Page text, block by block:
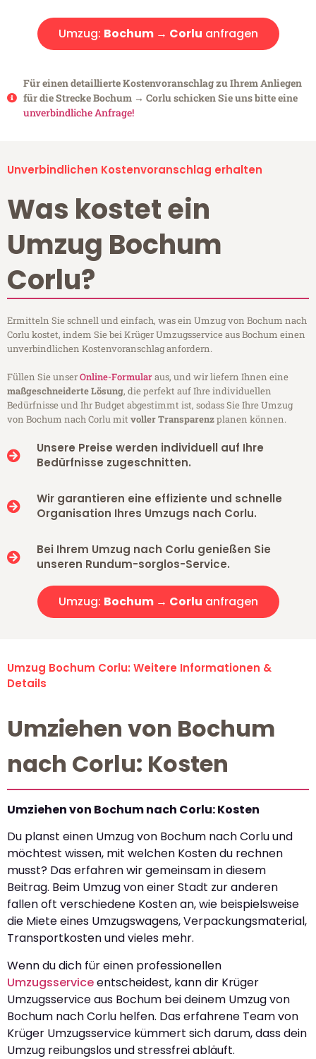
Umzug: Bochum → Corlu anfragen
Für einen detaillierte Kostenvoranschlag zu Ihrem Anliegen
für die Strecke Bochum → Corlu schicken Sie uns bitte eine
unverbindliche Anfrage!
Unverbindlichen Kostenvoranschlag erhalten
Was kostet ein
Umzug Bochum
Corlu?
Ermitteln Sie schnell und einfach, was ein Umzug von Bochum nach
Corlu kostet, indem Sie bei Krüger Umzugsservice aus Bochum einen
unverbindlichen Kostenvoranschlag anfordern.
Füllen Sie unserOnline-Formularaus, und wir liefern Ihnen eine
maßgeschneiderte Lösung, die perfekt auf Ihre individuellen
Bedürfnisse und Ihr Budget abgestimmt ist, sodass Sie Ihre Umzug
von Bochum nach Corlu mitvoller Transparenzplanen können.
Unsere Preise werden individuell auf Ihre
Bedürfnisse zugeschnitten.
Wir garantieren eine effiziente und schnelle
Organisation Ihres Umzugs nach Corlu.
Bei Ihrem Umzug nach Corlu genießen Sie
unseren Rundum-sorglos-Service.
Umzug: Bochum → Corlu anfragen
Umzug Bochum Corlu: Weitere Informationen &
Details
Umziehen von Bochum
nach Corlu: Kosten
Umziehen von Bochum nach Corlu: Kosten
Du planst einen Umzug von Bochum nach Corlu und
möchtest wissen, mit welchen Kosten du rechnen
musst? Das erfahren wir gemeinsam in diesem
Beitrag. Beim Umzug von einer Stadt zur anderen
fallen oft verschiedene Kosten an, wie beispielsweise
die Miete eines Umzugswagens, Verpackungsmaterial,
Transportkosten und vieles mehr.
Wenn du dich für einen professionellen
Umzugsserviceentscheidest, kann dir Krüger
Umzugsservice aus Bochum bei deinem Umzug von
Bochum nach Corlu helfen. Das erfahrene Team von
Krüger Umzugsservice kümmert sich darum, dass dein
Umzug reibungslos und stressfrei abläuft.